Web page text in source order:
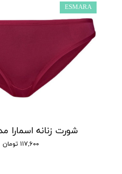
شورت زنانه اسمارا
۱۱۷,۶۰۰ تومان
ESMARA